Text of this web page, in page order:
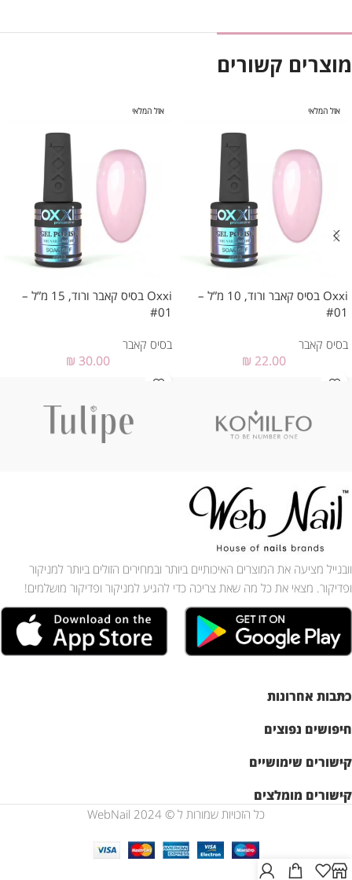
מוצרים קשורים
אזל המלאי
Oxxi בסיס קאבר ורוד, 10 מ”ל –
#01
בסיס קאבר
₪ 22.00
אזל המלאי
Oxxi בסיס קאבר ורוד, 15 מ”ל –
#01
בסיס קאבר
₪ 30.00
וובנייל מציעה את המוצרים האיכותיים ביותר ובמחירים הזולים ביותר למניקור
ופדיקור. מצאי את כל מה שאת צריכה כדי להגיע למניקור ופדיקור מושלמים!
כתבות אחרונות
חיפושים נפוצים
קישורים שימושיים
קישורים מומלצים
כל הזכויות שמורות ל © WebNail 2024